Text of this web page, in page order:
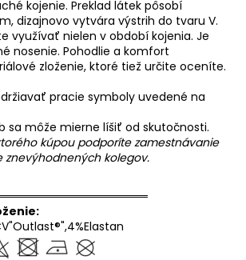
kojenie. Preklad látek pôsobí
dizajnovo vytvára výstrih do tvaru V.
využívať nielen v období kojenia. Je
nosenie. Pohodlie a komfort
zloženie, ktoré tiež určite oceníte.
pracie symboly uvedené na
sa môže mierne líšiť od skutočnosti.
kúpou podporíte zamestnávanie
znevýhodnených kolegov.